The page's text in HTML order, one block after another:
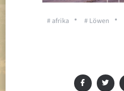
# afrika # Löwen